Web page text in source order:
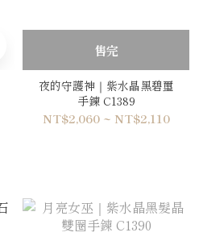
售完
夜的守護神｜紫水晶黑碧璽
手鍊 C1389
NT$2,060 ~ NT$2,110